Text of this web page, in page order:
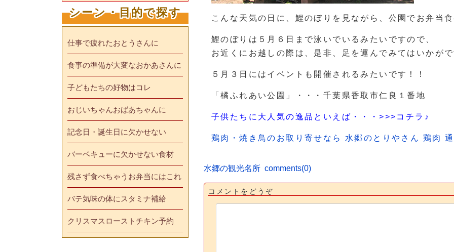
こんな天気の日に、鯉のぼりを見ながら、公園でお弁当
鯉のぼりは５月６日まで泳いでいるみたいですので、
お近くにお越しの際は、是非、足を運んでみてはいかがで
５月３日にはイベントも開催されるみたいです！！
「橘ふれあい公園」・・・千葉県香取市仁良１番地
子供たちに大人気の逸品といえば・・・>>>コチラ♪
鶏肉・焼き鳥のお取り寄せなら 水郷のとりやさん 鶏肉
水郷の観光名所 comments(0)
コメントをどうぞ
シーン・目的で探す
仕事で疲れたおとうさんに
食事の準備が大変なおかあさんに
子どもたちの好物はコレ
おじいちゃんおばあちゃんに
記念日・誕生日に欠かせない
バーベキューに欠かせない食材
残さず食べちゃうお弁当にはこれ
バテ気味の体にスタミナ補給
クリスマスローストチキン予約